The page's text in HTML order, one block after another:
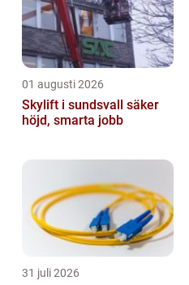
01 augusti 2026
Skylift i sundsvall säker
höjd, smarta jobb
31 juli 2026